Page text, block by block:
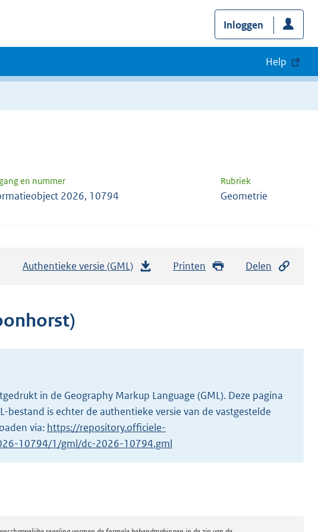
Inloggen
Help
en nummer Rubriek
2026, 10794 Geometrie
Authentieke versie (GML)
n
g
r
o
o
Printen Delen
in de Geography Markup Language (GML). Deze pagina
is echter de authentieke versie van de vastgestelde
via: https://repository.officiele-
10794/1/gml/dc-2026-10794.gml